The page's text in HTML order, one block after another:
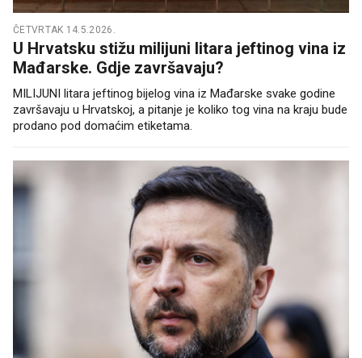
ČETVRTAK 14.5.2026.
U Hrvatsku stižu milijuni litara jeftinog vina iz
Mađarske. Gdje završavaju?
MILIJUNI litara jeftinog bijelog vina iz Mađarske svake godine
završavaju u Hrvatskoj, a pitanje je koliko tog vina na kraju bude
prodano pod domaćim etiketama.